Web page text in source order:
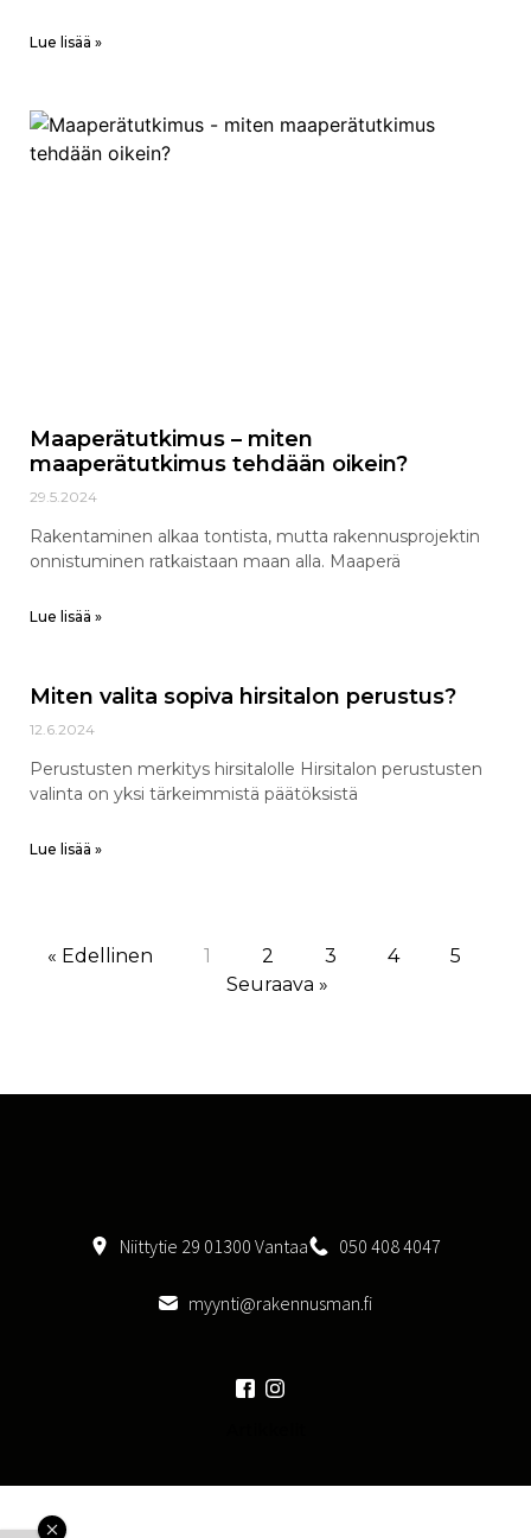
Lue lisää »
Maaperätutkimus – miten
maaperätutkimus tehdään oikein?
29.5.2024
Rakentaminen alkaa tontista, mutta rakennusprojektin
onnistuminen ratkaistaan maan alla. Maaperä
Lue lisää »
Miten valita sopiva hirsitalon perustus?
12.6.2024
Perustusten merkitys hirsitalolle Hirsitalon perustusten
valinta on yksi tärkeimmistä päätöksistä
Lue lisää »
« Edellinen 1 2 3 4
5
Seuraava »
Niittytie 29 01300 Vantaa 050 408 4047
myynti@rakennusman.fi